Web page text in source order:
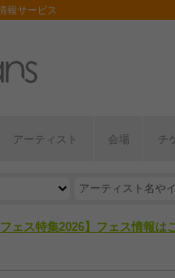
報サービス
アーティスト 会場 チ
ライブ動員ランキング】2026年
フェス特集2026】フェス情報は